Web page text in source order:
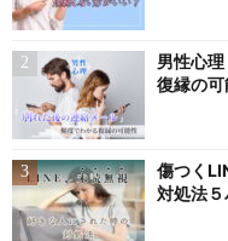
男性心
復縁の可
傷つく
対処法